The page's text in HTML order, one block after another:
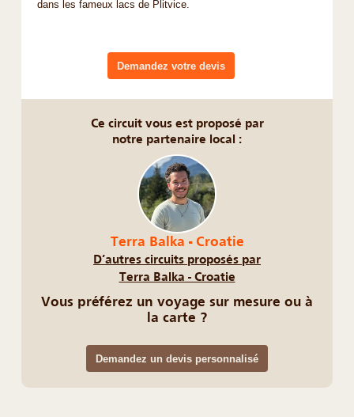
dans les fameux lacs de Plitvice.
Demandez votre devis
Ce circuit vous est proposé par
notre partenaire local :
Terra Balka - Croatie
D’autres circuits proposés par
Terra Balka - Croatie
Vous préférez un voyage sur mesure ou à
la carte ?
Demandez un devis personnalisé